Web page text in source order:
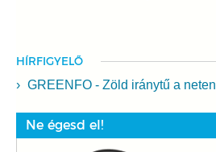
HÍRFIGYELŐ
GREENFO - Zöld iránytű a neten
Ne égesd el!